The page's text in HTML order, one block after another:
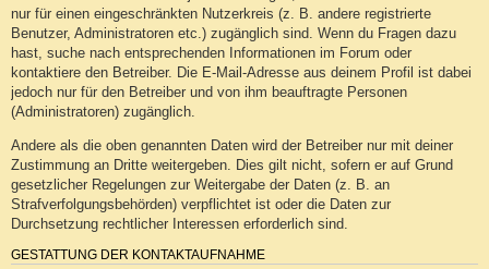
nur für einen eingeschränkten Nutzerkreis (z. B. andere registrierte
Benutzer, Administratoren etc.) zugänglich sind. Wenn du Fragen dazu
hast, suche nach entsprechenden Informationen im Forum oder
kontaktiere den Betreiber. Die E-Mail-Adresse aus deinem Profil ist dabei
jedoch nur für den Betreiber und von ihm beauftragte Personen
(Administratoren) zugänglich.
Andere als die oben genannten Daten wird der Betreiber nur mit deiner
Zustimmung an Dritte weitergeben. Dies gilt nicht, sofern er auf Grund
gesetzlicher Regelungen zur Weitergabe der Daten (z. B. an
Strafverfolgungsbehörden) verpflichtet ist oder die Daten zur
Durchsetzung rechtlicher Interessen erforderlich sind.
GESTATTUNG DER KONTAKTAUFNAHME